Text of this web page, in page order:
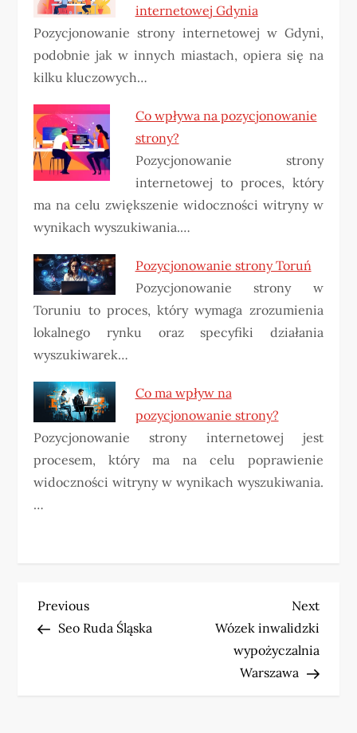
internetowej Gdynia
Pozycjonowanie strony internetowej w Gdyni,
podobnie jak w innych miastach, opiera się na
kilku kluczowych…
Co wpływa na pozycjonowanie
strony?
Pozycjonowanie strony
internetowej to proces, który
ma na celu zwiększenie widoczności witryny w
wynikach wyszukiwania.…
Pozycjonowanie strony Toruń
Pozycjonowanie strony w
Toruniu to proces, który wymaga zrozumienia
lokalnego rynku oraz specyfiki działania
wyszukiwarek…
Co ma wpływ na
pozycjonowanie strony?
Pozycjonowanie strony internetowej jest
procesem, który ma na celu poprawienie
widoczności witryny w wynikach wyszukiwania.
…
N
a
Previous
Post
Previous
Seo Ruda Śląska
Next
Next
Wózek inwalidzki
wypożyczalnia
Warszawa